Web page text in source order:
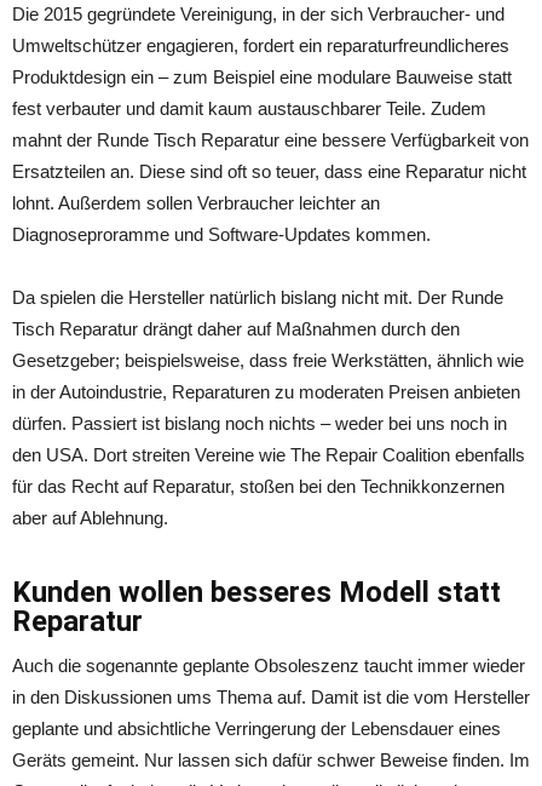
Die 2015 gegründete Vereinigung, in der sich Verbraucher- und
Umweltschützer engagieren, fordert ein reparaturfreundlicheres
Produktdesign ein – zum Beispiel eine modulare Bauweise statt
fest verbauter und damit kaum austauschbarer Teile. Zudem
mahnt der Runde Tisch Reparatur eine bessere Verfügbarkeit von
Ersatzteilen an. Diese sind oft so teuer, dass eine Reparatur nicht
lohnt. Außerdem sollen Verbraucher leichter an
Diagnoseproramme und Software-Updates kommen.
Da spielen die Hersteller natürlich bislang nicht mit. Der Runde
Tisch Reparatur drängt daher auf Maßnahmen durch den
Gesetzgeber; beispielsweise, dass freie Werkstätten, ähnlich wie
in der Autoindustrie, Reparaturen zu moderaten Preisen anbieten
dürfen. Passiert ist bislang noch nichts – weder bei uns noch in
den USA. Dort streiten Vereine wie The Repair Coalition ebenfalls
für das Recht auf Reparatur, stoßen bei den Technikkonzernen
aber auf Ablehnung.
Kunden wollen besseres Modell statt
Reparatur
Auch die sogenannte geplante Obsoleszenz taucht immer wieder
in den Diskussionen ums Thema auf. Damit ist die vom Hersteller
geplante und absichtliche Verringerung der Lebensdauer eines
Geräts gemeint. Nur lassen sich dafür schwer Beweise finden. Im